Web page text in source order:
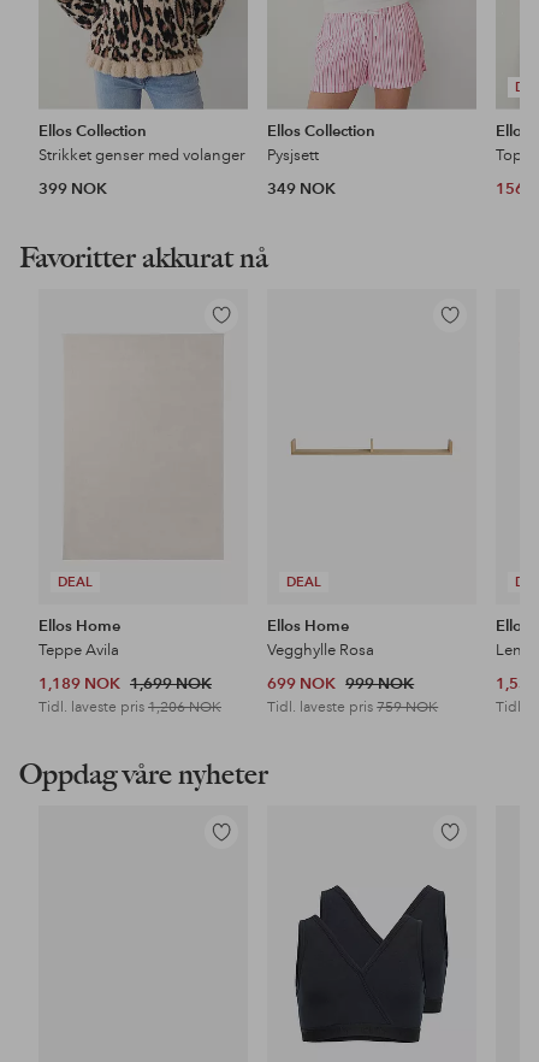
Ellos Collection
Strikket genser med volanger
399 NOK
Ellos Collection
Pysjsett
349 NOK
Ellos
Topp
156
Favoritter akkurat nå
DEAL
Legg
Ellos Home
Teppe Avila
1,189 NOK 1,699 NOK
Tidl. laveste pris 1,206 NOK
DEAL
Legg
Ellos Home
Vegghylle Rosa
699 NOK 999 NOK
Tidl. laveste pris759 NOK
Ellos
Tidl.
Oppdag våre nyheter
Legg
Legg
favoritter